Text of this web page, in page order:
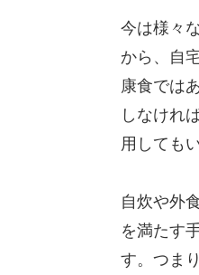
今は様々
から、自
康食では
しなけれ
用しても
自炊や外
を満たす
す。つま